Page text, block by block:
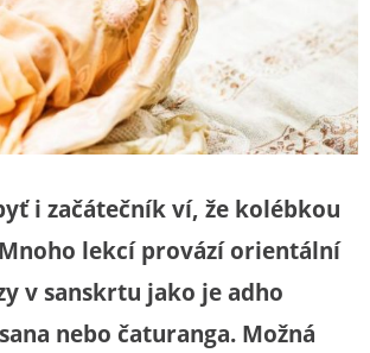
i začátečník ví, že kolébkou
lekcí provází orientální
v sanskrtu jako je adho
nebo čaturanga. Možná